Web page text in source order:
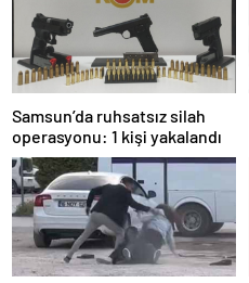
Samsun’da ruhsatsız silah
operasyonu: 1 kişi yakalandı